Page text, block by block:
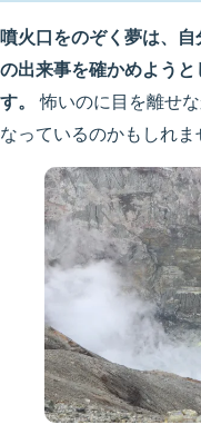
噴火口をのぞく夢は、
の出来事を確かめよう
す。
怖いのに目を離せ
なっているのかもしれま